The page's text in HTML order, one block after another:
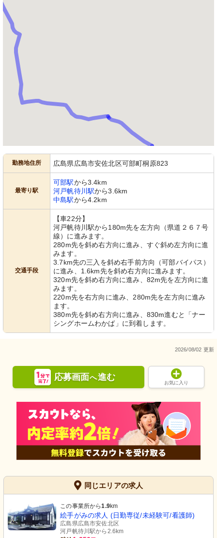
勤務地住所 広島県広島市安佐北区可部町桐原823
最寄り駅
可部駅から3.4km
河戸帆待川駅から3.6km
中島駅から4.2km
交通手段
【車22分】
河戸帆待川駅から180m先を左方向（県道２６７号
線）に進みます。
280m先を斜め右方向に進み、すぐ斜め左方向に進
みます。
3.7km先の三入を斜め右手前方向（可部バイパス）
に進み、1.6km先を斜め右方向に進みます。
320m先を斜め右方向に進み、82m先を左方向に進
みます。
220m先を右方向に進み、280m先を左方向に進み
ます。
380m先を斜め右方向に進み、830m進むと「ナー
シングホームわかば」に到着します。
2026/08/02 更新
応募画面へ進む
お気に入り
同じエリアの求人
この事業所から1.9km
絵手がみの求人 (日勤専従/未経験可/看護師)
広島県広島市安佐北区
河戸帆待川駅から2.6km